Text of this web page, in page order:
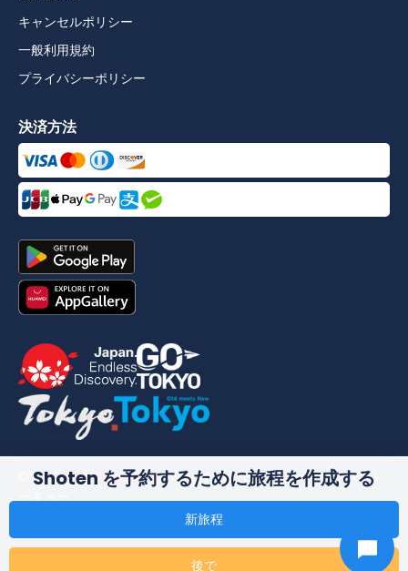
Shoten を予約するために旅程を作成する
新旅程
後で
キャンセルポリシー
一般利用規約
プライバシーポリシー
決済方法
2026 合同会社dekitabi.Made in Tokyo. メード・イン・ト
ーキョー